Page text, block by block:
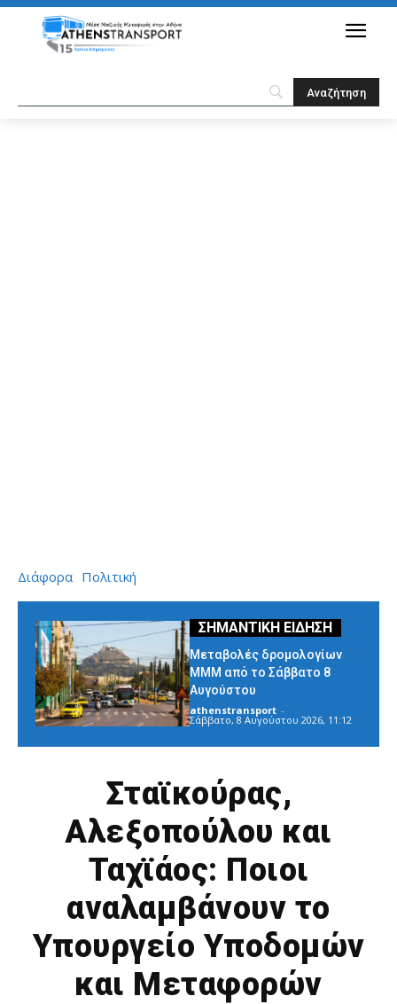
Διάφορα Πολιτική
Μεταβολές δρομολογίων
ΜΜΜ από το Σάββατο 8
Αυγούστου
athenstransport -
Σάββατο, 8 Αυγούστου 2026, 11:12
Σταϊκούρας,
Αλεξοπούλου και
Ταχϊάος: Ποιοι
αναλαμβάνουν το
Υπουργείο Υποδομών
και Μεταφορών